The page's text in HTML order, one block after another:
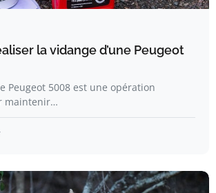
la vidange d’une Peugeot
Peugeot 5008 est une opération
maintenir…